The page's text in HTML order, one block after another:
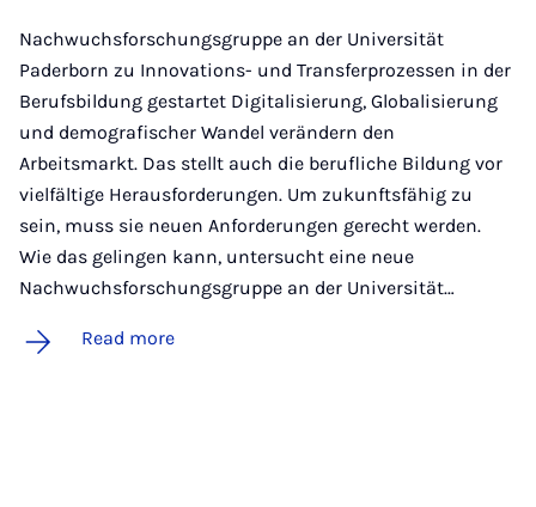
Nachwuchsforschungsgruppe an der Universität
Paderborn zu Innovations- und Transferprozessen in der
Berufsbildung gestartet Digitalisierung, Globalisierung
und demografischer Wandel verändern den
Arbeitsmarkt. Das stellt auch die berufliche Bildung vor
vielfältige Herausforderungen. Um zukunftsfähig zu
sein, muss sie neuen Anforderungen gerecht werden.
Wie das gelingen kann, untersucht eine neue
Nachwuchsforschungsgruppe an der Universität…
Read more